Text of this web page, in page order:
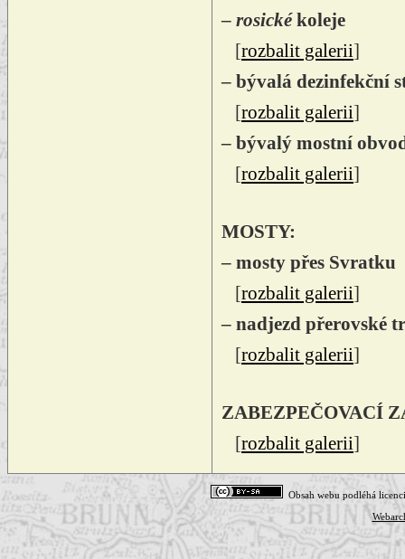
– rosickékoleje
[rozbalit galerii]
– bývalá dezinfekční
[rozbalit galerii]
– bývalý mostní
[rozbalit galerii]
MOSTY:
– mosty přes Svratku
[rozbalit galerii]
– nadjezd přerovské
[rozbalit galerii]
ZABEZPEČOVACÍ
[rozbalit galerii]
Obsah webu podléhá